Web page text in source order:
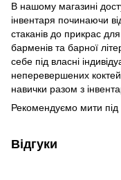
В нашому магазині
інвентаря починаючи
стаканів до прикрас
барменів та барної
себе під власні
неперевершених
навички разом з
Рекомендуємо мити
Відгуки